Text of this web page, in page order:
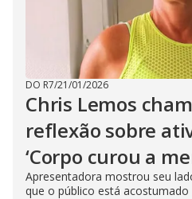
DO R7/21/01/2026
Chris Lemos
reflexão sobre
‘Corpo curou a
Apresentadora mostrou seu
que o público está acostumado